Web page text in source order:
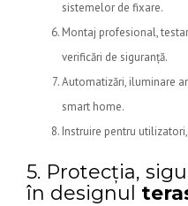
sistemelor de fixare.
Montaj profesional,
verificări de siguranță.
Automatizări, iluminare
smart home.
Instruire pentru
5. Protecția,
în designul